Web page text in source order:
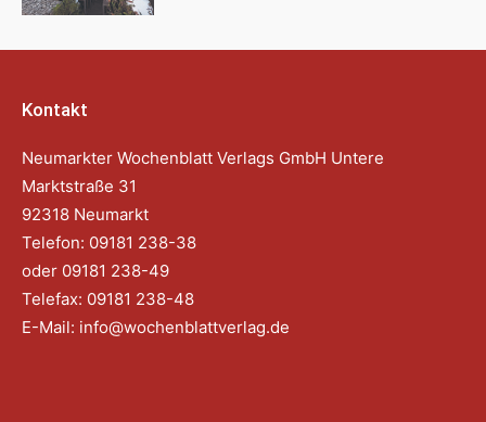
Kontakt
Neumarkter Wochenblatt Verlags GmbH Untere
Marktstraße 31
92318 Neumarkt
Telefon: 09181 238-38
oder 09181 238-49
Telefax: 09181 238-48
E-Mail: info@wochenblattverlag.de